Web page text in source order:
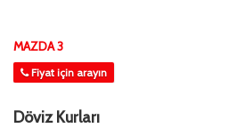
MAZDA 3
Fiyat için arayın
Döviz Kurları